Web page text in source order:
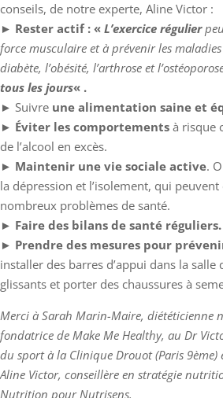
conseils, de notre experte, Aline Victor :
► Rester actif : « L’exercice régulier
force musculaire et à prévenir les
diabète, l’obésité, l’arthrose et
tous les jours« .
► Suivre une alimentation saine et
► Éviter les comportements à risque
de l’alcool en excès.
► Maintenir une vie sociale active.
la dépression et l’isolement, qui
nombreux problèmes de santé.
► Faire des bilans de santé réguliers.
► Prendre des mesures pour
installer des barres d’appui dans la
glissants et porter des chaussures à
Merci à Sarah Marin-Maire, diététicienne
fondatrice de Make Me Healthy, au Dr
du sport à la Clinique Drouot (Paris 9ème)
Aline Victor, conseillère en stratégie
Nutrition pour Nutrisens.